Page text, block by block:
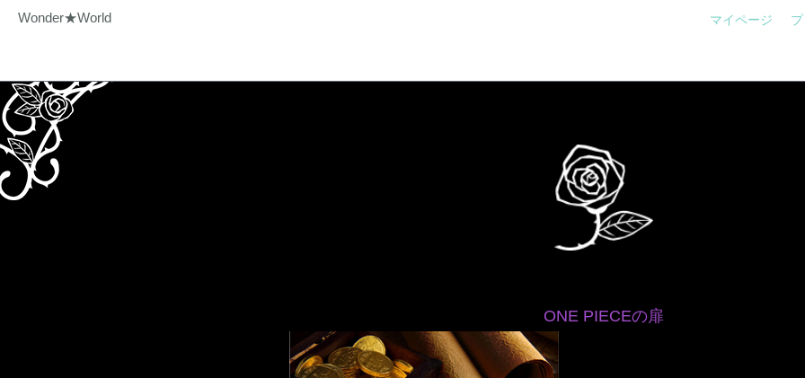
Wonder★World マイページ
ONE PIECEの扉